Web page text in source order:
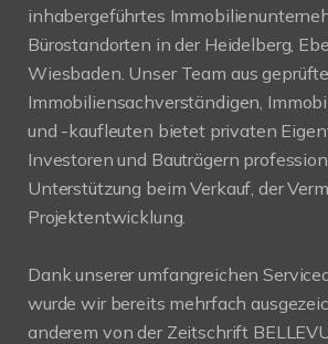
inhabergeführtes
Bürostandorten in der Heidelberg,
Wiesbaden. Unser Team aus
Immobiliensachverständigen,
und -kaufleuten bietet privaten
Investoren und Bauträgern
Unterstützung beim Verkauf, der
Projektentwicklung.
Dank unserer umfangreichen
wurde wir bereits mehrfach
anderem von der Zeitschrift